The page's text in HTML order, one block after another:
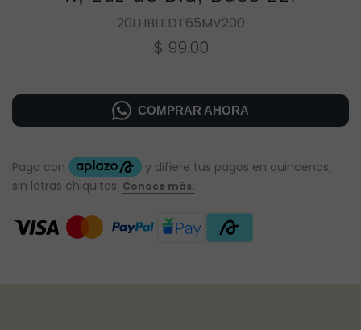
20LHBLEDT65MV200
$ 99.00
COMPRAR AHORA